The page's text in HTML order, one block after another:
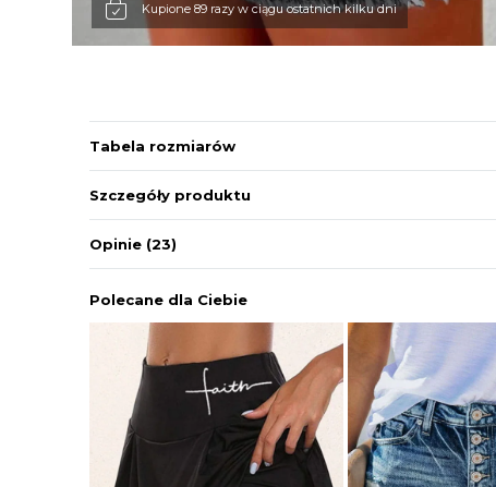
Kupione 89 razy w ciągu ostatnich kilku dni
Tabela rozmiarów
Szczegóły produktu
Opinie (23)
Polecane dla Ciebie